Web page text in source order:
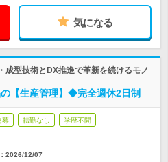
気になる
成型技術とDX推進で革新を続けるモノ
【生産管理】◆完全週休2日制
募 転勤なし 学歴不問
2026/12/07